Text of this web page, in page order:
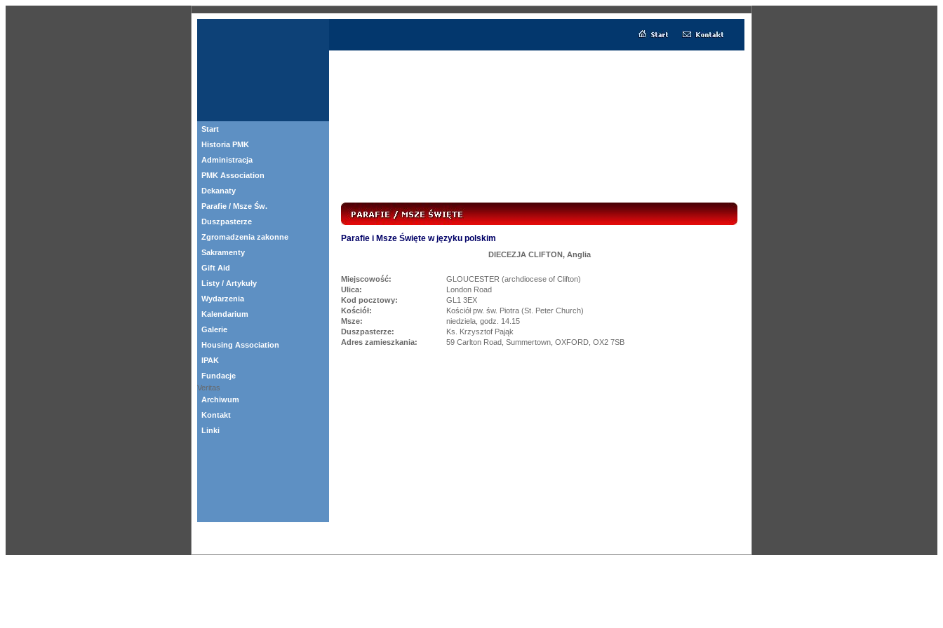
Start
Historia PMK
Administracja
PMK Association
Dekanaty
Parafie / Msze Św.
Duszpasterze
Zgromadzenia zakonne
Sakramenty
Gift Aid
Listy / Artykuły
Wydarzenia
Kalendarium
Galerie
Housing Association
IPAK
Fundacje
Veritas
Archiwum
Kontakt
Linki
Parafie i Msze Święte w języku polskim
DIECEZJA CLIFTON, Anglia
Miejscowość:
GLOUCESTER (archdiocese of Clifton)
Ulica:
London Road
Kod pocztowy:
GL1 3EX
Kościół:
Kościół pw. św. Piotra (St. Peter Church)
Msze:
niedziela, godz. 14.15
Duszpasterze:
Ks. Krzysztof Pająk
Adres zamieszkania:
59 Carlton Road, Summertown, OXFORD, OX2 7SB